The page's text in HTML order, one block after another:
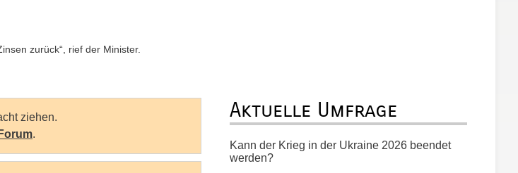
zurück“, rief der Minister.
ziehen.
Forum.
Aktuelle Umfrage
Kann der Krieg in der Ukraine 2026 beendet
werden?